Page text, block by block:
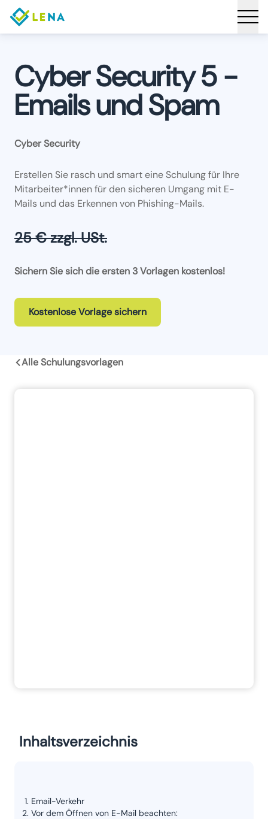
Cyber Security 5 -
Emails und Spam
Cyber Security
Erstellen Sie rasch und smart eine Schulung für Ihre
Mitarbeiter*innen für den sicheren Umgang mit E-
Mails und das Erkennen von Phishing-Mails.
25 € zzgl. USt.
Sichern Sie sich die ersten 3 Vorlagen kostenlos!
Kostenlose Vorlage sichern
Alle Schulungsvorlagen
Inhaltsverzeichnis
Email-Verkehr
Vor dem Öffnen von E-Mail beachten: